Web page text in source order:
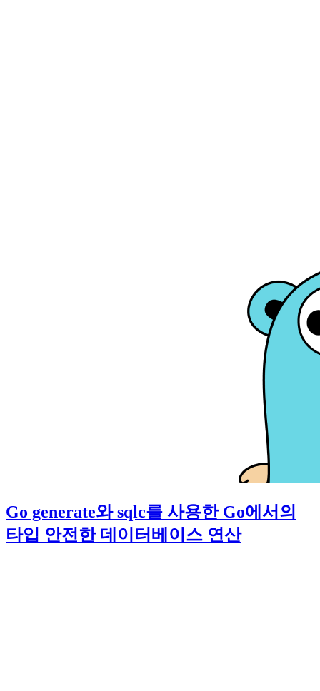
Go generate와 sqlc를 사용한 Go에서의
타입 안전한 데이터베이스 연산